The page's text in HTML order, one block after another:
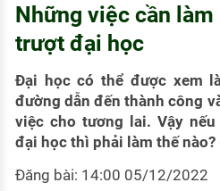
Việc làm lương cao
Việc làm tốt nhất
CÔNG TY
Danh sách nhà tuyển dụng
Tạo CV trực tuyến
Mẫu CV đơn giản
Mẫu CV hiện đại
Tính trợ cấp thất nghiệp
PHÁP LUẬT LAO ĐỘNG
Lao động và tiền lương
Bảo hiểm và phúc lợi
Thuế thu nhập
Hồ sơ biểu mẫu
Những việc cần
trượt đại học
Đại học có thể được xem
đường dẫn đến thành công
việc cho tương lai. Vậy
đại học thì phải làm thế
Đăng bài: 14:00 05/12/2022